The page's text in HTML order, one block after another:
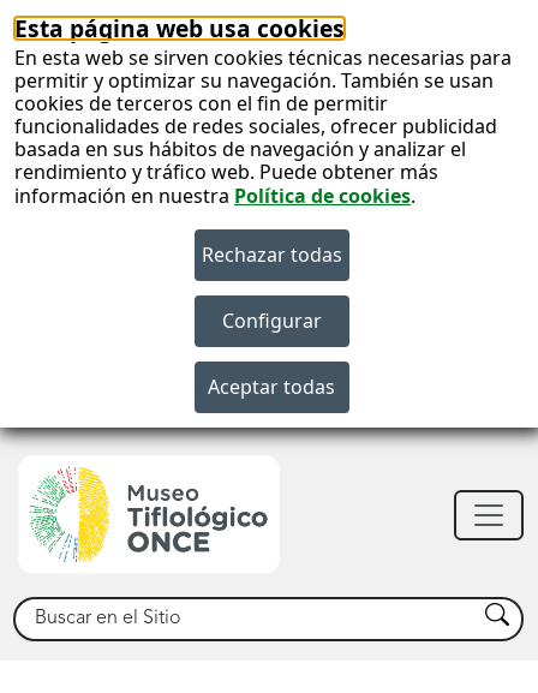
Esta página web usa cookies
En esta web se sirven cookies técnicas necesarias para
permitir y optimizar su navegación. También se usan
cookies de terceros con el fin de permitir
funcionalidades de redes sociales, ofrecer publicidad
basada en sus hábitos de navegación y analizar el
rendimiento y tráfico web. Puede obtener más
información en nuestra Política de cookies.
Buscar Buscar